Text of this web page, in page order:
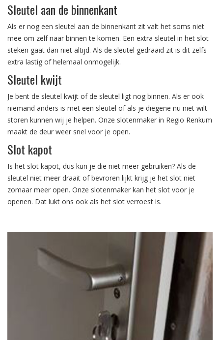
Sleutel aan de binnenkant
Als er nog een sleutel aan de binnenkant zit valt het soms niet
mee om zelf naar binnen te komen. Een extra sleutel in het slot
steken gaat dan niet altijd. Als de sleutel gedraaid zit is dit zelfs
extra lastig of helemaal onmogelijk.
Sleutel kwijt
Je bent de sleutel kwijt of de sleutel ligt nog binnen. Als er ook
niemand anders is met een sleutel of als je diegene nu niet wilt
storen kunnen wij je helpen. Onze slotenmaker in Regio Renkum
maakt de deur weer snel voor je open.
Slot kapot
Is het slot kapot, dus kun je die niet meer gebruiken? Als de
sleutel niet meer draait of bevroren lijkt krijg je het slot niet
zomaar meer open. Onze slotenmaker kan het slot voor je
openen. Dat lukt ons ook als het slot verroest is.